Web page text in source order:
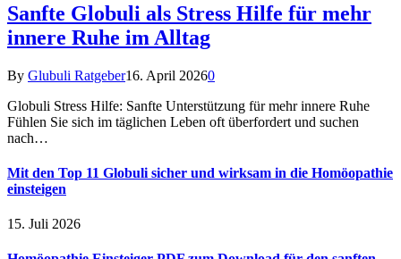
Sanfte Globuli als Stress Hilfe für mehr
innere Ruhe im Alltag
By Glubuli Ratgeber16. April 20260
Globuli Stress Hilfe: Sanfte Unterstützung für mehr innere Ruhe
Fühlen Sie sich im täglichen Leben oft überfordert und suchen
nach…
Mit den Top 11 Globuli sicher und wirksam in die Homöopathie
einsteigen
15. Juli 2026